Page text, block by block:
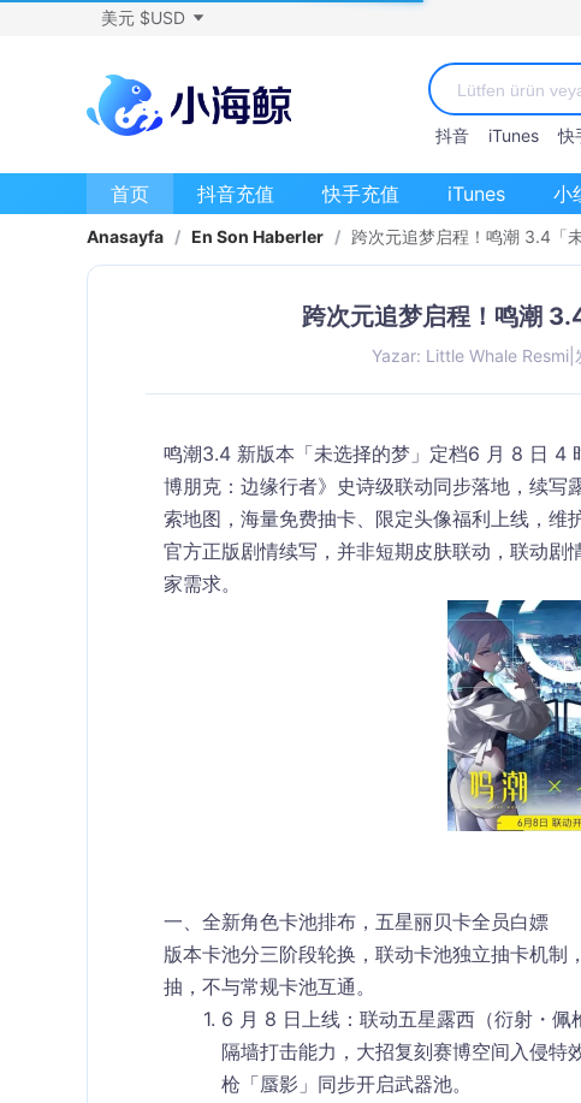
美元 $USD
抖音 iTunes 快
首页 抖音充值 快手充值 iTunes 小
Anasayfa / En Son Haberler / 跨次元追梦启程！鸣潮 3.4「
跨次元追梦启程！鸣潮
Yazar: Little Whale Resmi|
鸣潮3.4 新版本「未选择的梦」定档6 月 8 日 4
博朋克：边缘行者》史诗级联动同步落地，续写
索地图，海量免费抽卡、限定头像福利上线，
官方正版剧情续写，并非短期皮肤联动，联动
家需求。
一、全新角色卡池排布，五星丽贝卡全员白嫖
版本卡池分三阶段轮换，联动卡池独立抽卡机
抽，不与常规卡池互通。
6 月 8 日上线：联动五星露西（衍射・佩
隔墙打击能力，大招复刻赛博空间入侵
枪「蜃影」同步开启武器池。